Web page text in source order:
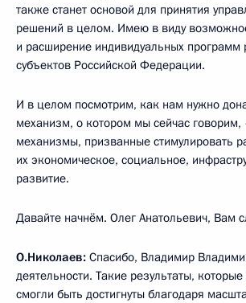
также станет основой для принятия
решений в целом. Имею в виду
и расширение индивидуальных программ
субъектов Российской Федерации.
И в целом посмотрим, как нам нужно
механизм, о котором мы сейчас
механизмы, призванные стимулировать
их экономическое, социальное,
развитие.
Давайте начнём. Олег Анатольевич, Вам
О.Николаев: Спасибо, Владимир
деятельности. Такие результаты,
смогли быть достигнуты благодаря